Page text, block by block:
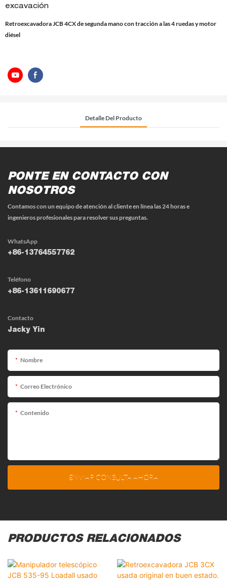
excavación
Retroexcavadora JCB 4CX de segunda mano con tracción a las 4 ruedas y motor
diésel
Detalle Del Producto
PONTE EN CONTACTO CON
NOSOTROS
Contamos con un equipo de atención al cliente en línea las 24 horas e
ingenieros profesionales para resolver sus preguntas.
WhatsApp
+86-13764557762
Teléfono
+86-13611690677
Contacto
Jacky Yin
Nombre
Correo Electrónico
Contenido
ENVIAR CONSULTA AHORA
PRODUCTOS RELACIONADOS